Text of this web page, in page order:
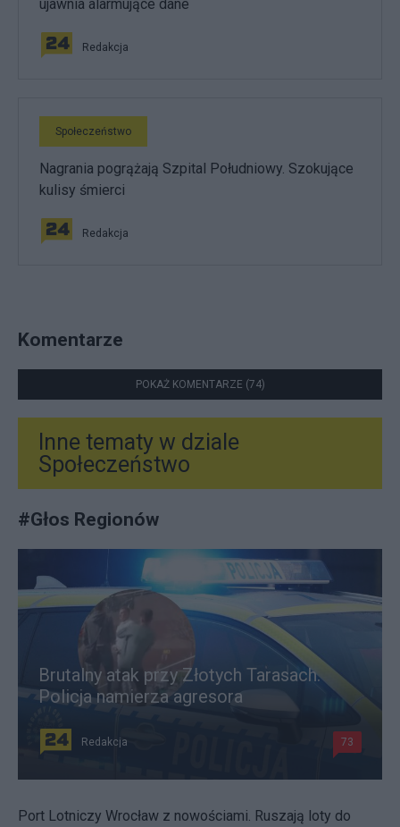
ujawnia alarmujące dane
Redakcja
Społeczeństwo
Nagrania pogrążają Szpital Południowy. Szokujące
kulisy śmierci
Redakcja
Komentarze
POKAŻ KOMENTARZE (74)
Inne tematy w dziale
Społeczeństwo
#Głos Regionów
Brutalny atak przy Złotych Tarasach.
Policja namierza agresora
Redakcja 73
Port Lotniczy Wrocław z nowościami. Ruszają loty do